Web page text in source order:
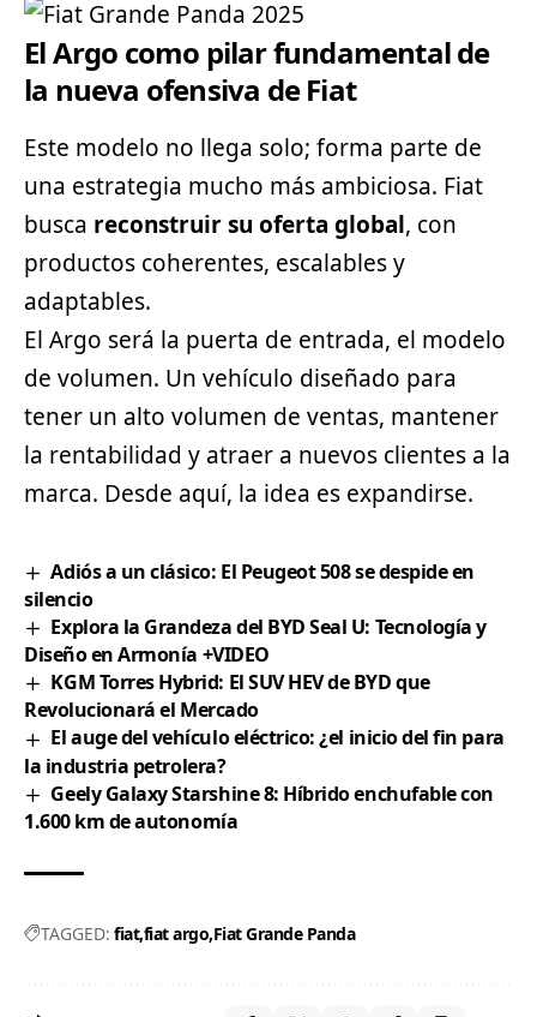
El Argo como pilar fundamental de
la nueva ofensiva de Fiat
Este modelo no llega solo; forma parte de
una estrategia mucho más ambiciosa. Fiat
busca reconstruir su oferta global, con
productos coherentes, escalables y
adaptables.
El Argo será la puerta de entrada, el modelo
de volumen. Un vehículo diseñado para
tener un alto volumen de ventas, mantener
la rentabilidad y atraer a nuevos clientes a la
marca. Desde aquí, la idea es expandirse.
Adiós a un clásico: El Peugeot 508 se despide en
silencio
Explora la Grandeza del BYD Seal U: Tecnología y
Diseño en Armonía +VIDEO
KGM Torres Hybrid: El SUV HEV de BYD que
Revolucionará el Mercado
El auge del vehículo eléctrico: ¿el inicio del fin para
la industria petrolera?
Geely Galaxy Starshine 8: Híbrido enchufable con
1.600 km de autonomía
TAGGED: fiat fiat argo Fiat Grande Panda